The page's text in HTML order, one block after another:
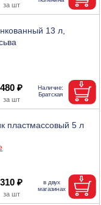
13 л,
480 ₽
пластмассовый 5 л
310 ₽